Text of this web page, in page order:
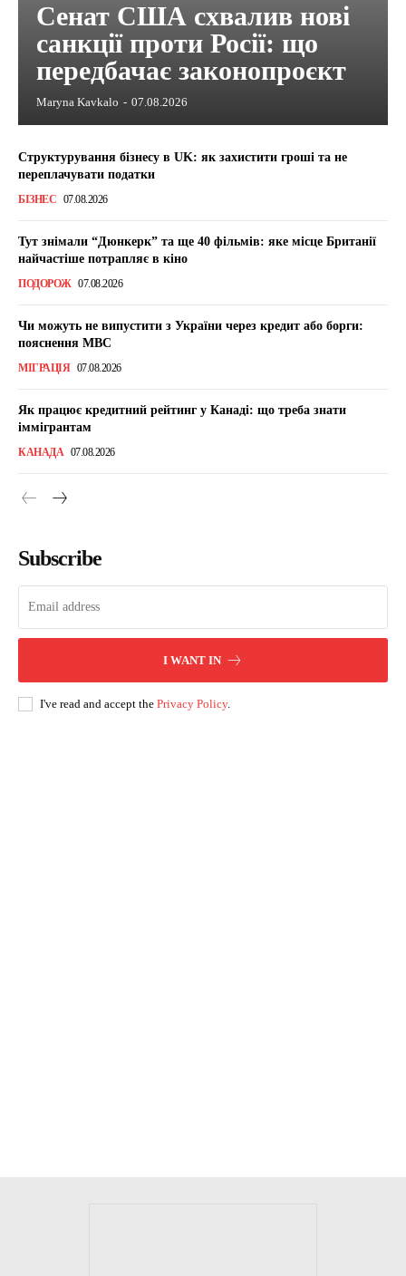
Сенат США схвалив нові
санкції проти Росії: що
передбачає законопроєкт
Maryna Kavkalo - 07.08.2026
Структурування бізнесу в UK: як захистити гроші та не
переплачувати податки
БІЗНЕС 07.08.2026
Тут знімали “Дюнкерк” та ще 40 фільмів: яке місце Британії
найчастіше потрапляє в кіно
ПОДОРОЖ 07.08.2026
Чи можуть не випустити з України через кредит або борги:
пояснення МВС
МІГРАЦІЯ 07.08.2026
Як працює кредитний рейтинг у Канаді: що треба знати
іммігрантам
КАНАДА 07.08.2026
Subscribe
I WANT IN
I've read and accept the Privacy Policy.